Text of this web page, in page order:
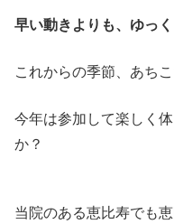
早い動きよりも、ゆっ
これからの季節、あち
今年は参加して楽しく
か？
当院のある恵比寿でも